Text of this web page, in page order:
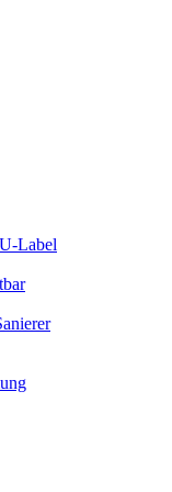
Label